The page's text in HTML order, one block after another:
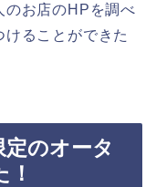
のお店のHPを調べ
ることができた
のオータ